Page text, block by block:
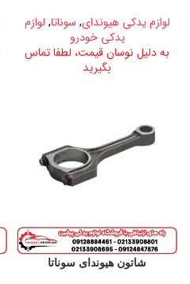
لوازم یدکی هیوندای, سوناتا, لوازم
یدکی خودرو
به دلیل نوسان قیمت، لطفا تماس
بگیرید
شاتون هیوندای سوناتا